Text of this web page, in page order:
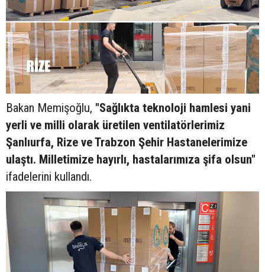
Bakan Memişoğlu, "Sağlıkta teknoloji hamlesi yani
yerli ve milli olarak üretilen ventilatörlerimiz
Şanlıurfa, Rize ve Trabzon Şehir Hastanelerimize
ulaştı. Milletimize hayırlı, hastalarımıza şifa olsun"
ifadelerini kullandı.